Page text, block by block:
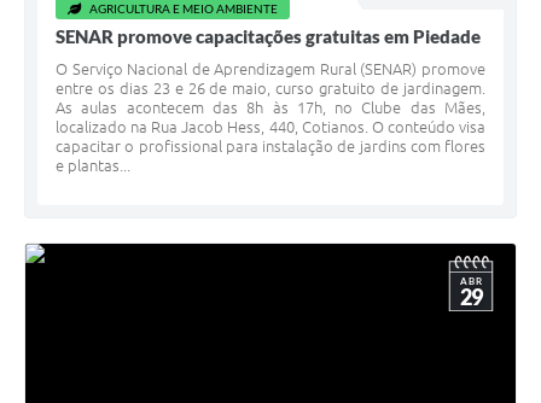
AGRICULTURA E MEIO AMBIENTE
SENAR promove capacitações gratuitas em Piedade
O Serviço Nacional de Aprendizagem Rural (SENAR) promove
entre os dias 23 e 26 de maio, curso gratuito de jardinagem.
As aulas acontecem das 8h às 17h, no Clube das Mães,
localizado na Rua Jacob Hess, 440, Cotianos. O conteúdo visa
capacitar o profissional para instalação de jardins com flores
e plantas...
ABR
29